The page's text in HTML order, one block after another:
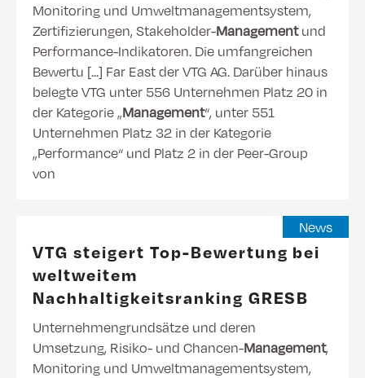
Monitoring und Umweltmanagementsystem,
Zertifizierungen, Stakeholder-Managementund
Performance-Indikatoren. Die umfangreichen
Bewertu [...] Far East der VTG AG. Darüber hinaus
belegte VTG unter 556 Unternehmen Platz 20 in
der Kategorie „Management“, unter 551
Unternehmen Platz 32 in der Kategorie
„Performance“ und Platz 2 in der Peer-Group
von
News
VTG steigert Top-Bewertung bei
weltweitem
Nachhaltigkeitsranking GRESB
Unternehmengrundsätze und deren
Umsetzung, Risiko- und Chancen-Management,
Monitoring und Umweltmanagementsystem,